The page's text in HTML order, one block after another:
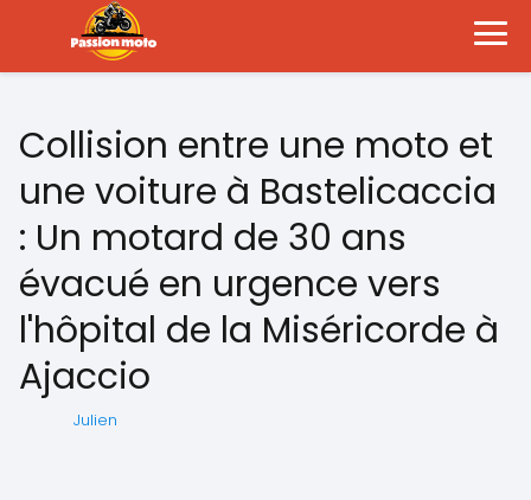
Collision entre une moto et
une voiture à Bastelicaccia
: Un motard de 30 ans
évacué en urgence vers
l'hôpital de la Miséricorde à
Ajaccio
Julien